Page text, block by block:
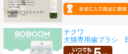
チクワ
犬猫専用歯ブラシ